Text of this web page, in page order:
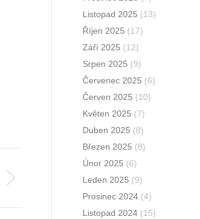
Listopad 2025 (13)
Říjen 2025 (17)
Září 2025 (12)
Srpen 2025 (9)
Červenec 2025 (6)
Červen 2025 (10)
Květen 2025 (7)
Duben 2025 (8)
Březen 2025 (8)
Únor 2025 (6)
Leden 2025 (9)
Prosinec 2024 (4)
Listopad 2024 (15)